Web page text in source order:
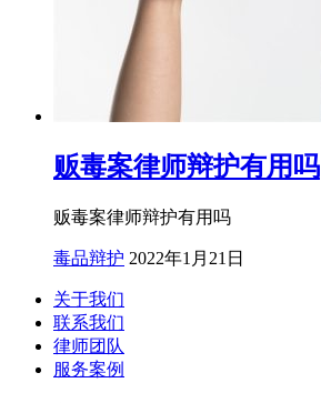
贩毒案律师辩护有用吗
贩毒案律师辩护有用吗
毒品辩护 2022年1月21日
关于我们
联系我们
律师团队
服务案例